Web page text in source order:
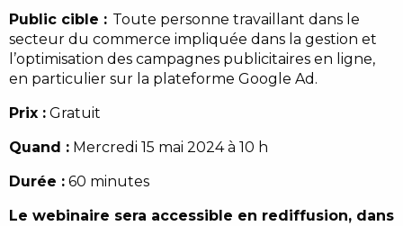
Public cible : Toute personne travaillant dans le
secteur du commerce impliquée dans la gestion et
l’optimisation des campagnes publicitaires en ligne,
en particulier sur la plateforme Google Ad.
Prix : Gratuit
Quand : Mercredi 15 mai 2024 à 10 h
Durée : 60 minutes
Le webinaire sera accessible en rediffusion, dans